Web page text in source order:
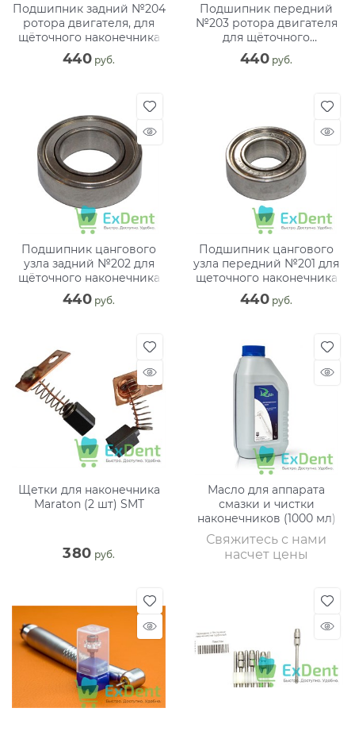
Подшипник задний №204
ротора двигателя, для
щёточного наконечника
440 руб.
Подшипник передний
№203 ротора двигателя
для щёточного
наконечника
440 руб.
Подшипник цангового
узла задний №202 для
щёточного наконечника
440 руб.
Подшипник цангового
узла передний №201 для
щеточного наконечника
440 руб.
Щетки для наконечника
Maraton (2 шт) SMT
380 руб.
Масло для аппарата
смазки и чистки
наконечников (1000 мл)
Свяжитесь с нами
насчет цены